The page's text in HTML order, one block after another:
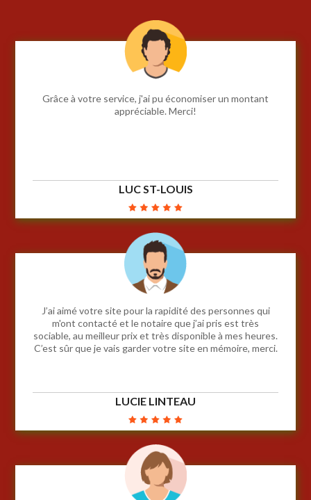
Grâce à votre service, j'ai pu économiser un montant
appréciable. Merci!
LUC ST-LOUIS
J’ai aimé votre site pour la rapidité des personnes qui
m'ont contacté et le notaire que j’ai pris est très
sociable, au meilleur prix et très disponible à mes heures.
C’est sûr que je vais garder votre site en mémoire, merci.
LUCIE LINTEAU